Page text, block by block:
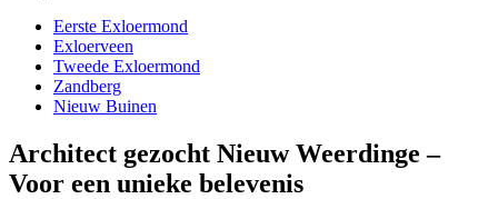
Eerste Exloermond
Exloerveen
Tweede Exloermond
Zandberg
Nieuw Buinen
Architect gezocht Nieuw Weerdinge –
Voor een unieke belevenis